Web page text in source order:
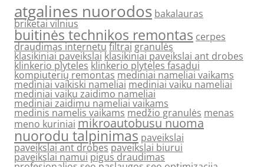
atgalines nuorodos bakalauras
briketai vilnius
buitinės technikos remontas cerpes
draudimas internetufiltraigranulės
klasikiniai paveikslaiklasikiniai paveikslai ant drobes
klinkerio plytelesklinkerio plyteles fasadui
kompiuterių remontasmediniai nameliai vaikams
mediniai vaikiski nameliaimediniai vaiku nameliai
mediniai vaiku zaidimo nameliai
mediniai zaidimu nameliai vaikams
medinis namelis vaikamsmedžio granulės menas
meno kuriniai mikroautobusu nuoma
nuorodu talpinimas paveikslai
paveikslai ant drobespaveikslai biurui
paveikslai namuipigus draudimas